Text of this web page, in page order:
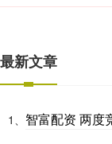
最新文章
1、 智富配资 两度